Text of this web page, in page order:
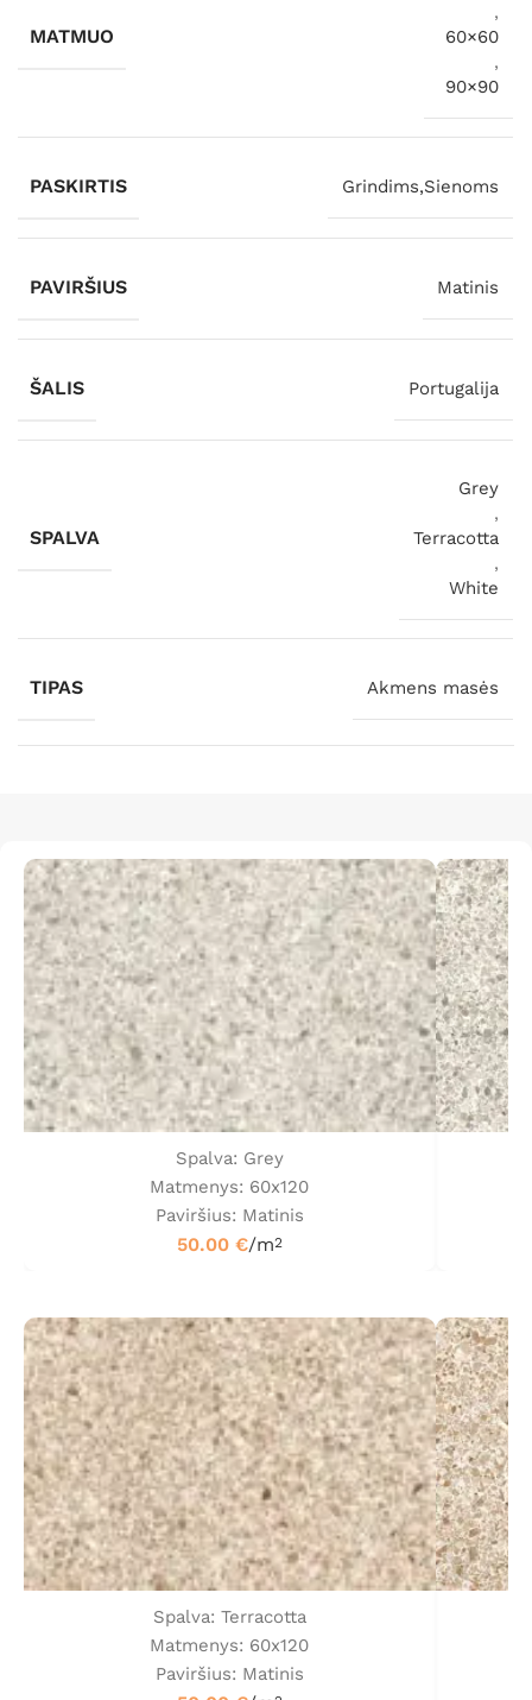
MATMUO
,
60×60
,
90×90
PASKIRTIS Grindims,Sienoms
PAVIRŠIUS Matinis
ŠALIS Portugalija
SPALVA
Grey
,
Terracotta
,
White
TIPAS Akmens masės
Spalva: Grey
Matmenys: 60x120
Paviršius: Matinis
50.00 €/m2
Spalva: Terracotta
Matmenys: 60x120
Paviršius: Matinis